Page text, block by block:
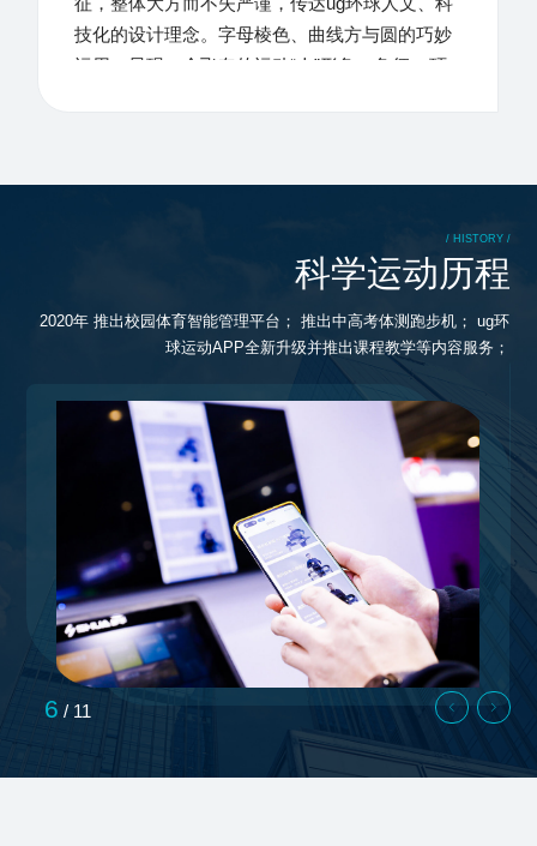
技化的设计理念。字母棱色、曲线方与圆的巧妙
运用，显现一个飞奔的运动“人”形象，象征ug环
/ HISTORY /
科学运动历程
2020年 推出校园体育智能管理平台； 推出中高考体测跑步机； ug环
球运动APP全新升级并推出课程教学等内容服务；
6 / 11